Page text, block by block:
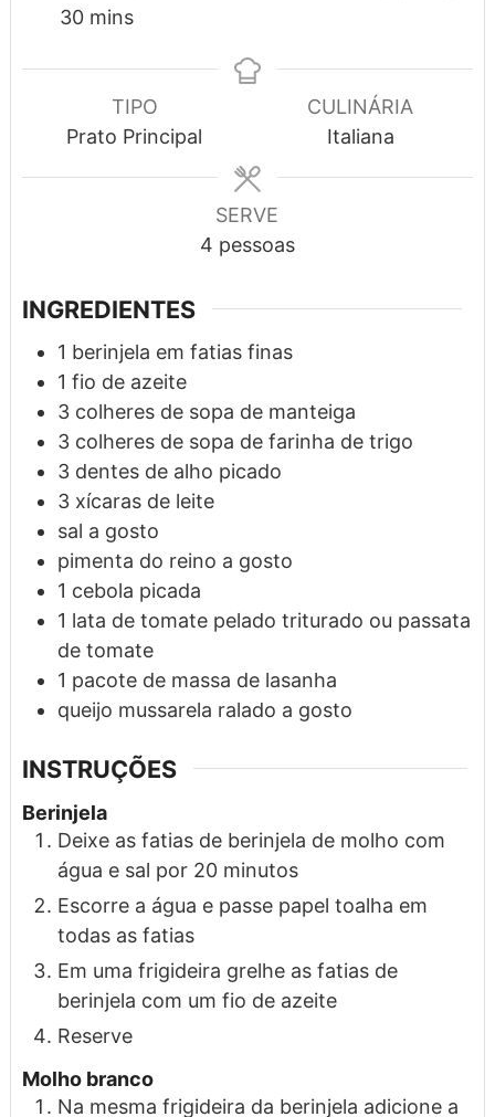
30minutes
mins
TIPO
Prato Principal
CULINÁRIA
Italiana
SERVE
4 pessoas
INGREDIENTES
1 berinjela em fatias finas
1 fio de azeite
3 colheres de sopa de manteiga
3 colheres de sopa de farinha de trigo
3 dentes de alho picado
3 xícaras de leite
sal a gosto
pimenta do reino a gosto
1 cebola picada
1 lata de tomate pelado triturado ou passata
de tomate
1 pacote de massa de lasanha
queijo mussarela ralado a gosto
INSTRUÇÕES
Berinjela
Deixe as fatias de berinjela de molho com
água e sal por 20 minutos
Escorre a água e passe papel toalha em
todas as fatias
Em uma frigideira grelhe as fatias de
berinjela com um fio de azeite
Reserve
Molho branco
Na mesma frigideira da berinjela adicione a